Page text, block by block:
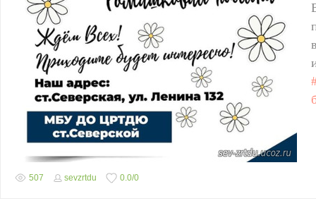
507 sevzrtdu 0.0/0